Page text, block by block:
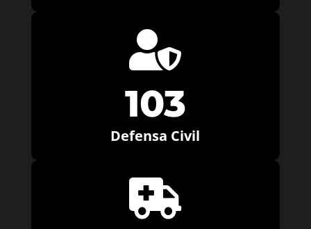

103
Defensa Civil
